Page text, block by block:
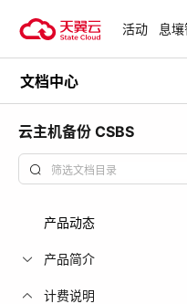
试用，产品折扣
活动 息
文档中心
云主机备份 CSBS
产品动态
产品简介
计费说明